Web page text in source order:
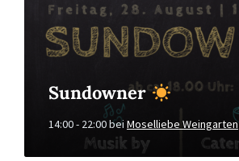
Sundowner
14:00 - 22:00bei Moselliebe Weingarten